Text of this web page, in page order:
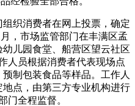
织消费者在网上投票，确定
，市场监管部门在丰满区孟
儿园食堂、船营区望云社区
人员根据消费者代表现场点
制包装食品等样品。工作人
点，由第三方专业机构进行
门全程监督。